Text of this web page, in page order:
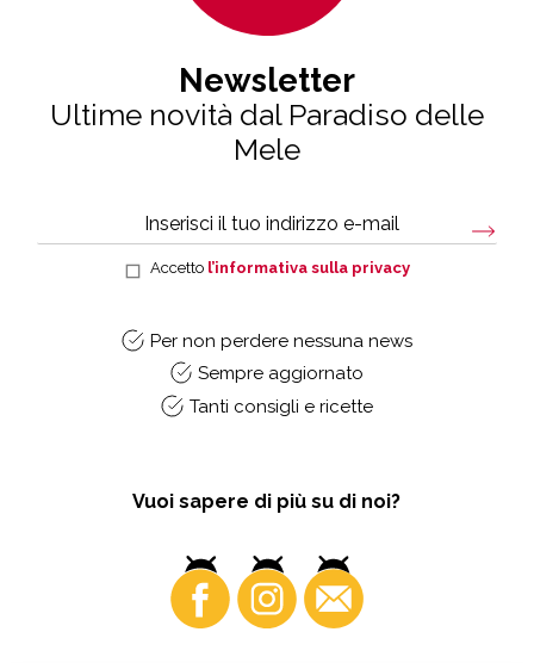
Newsletter
Ultime novità dal Paradiso delle
Mele
Accetto l’informativa sulla privacy
Per non perdere nessuna news
Sempre aggiornato
Tanti consigli e ricette
Vuoi sapere di più su di noi?